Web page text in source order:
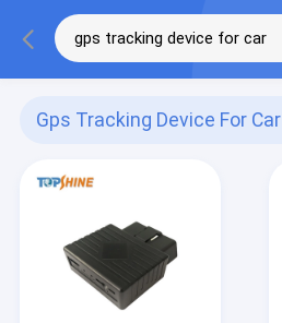
Gps Tracking Device For Car